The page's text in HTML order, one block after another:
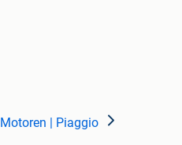
Motoren | Piaggio